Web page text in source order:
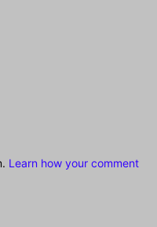
Learn how your comment